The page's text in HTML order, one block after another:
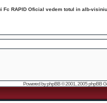
Fc RAPID Oficial vedem totul in alb-
Powered byphpBB© 2001, 2005 phpBB